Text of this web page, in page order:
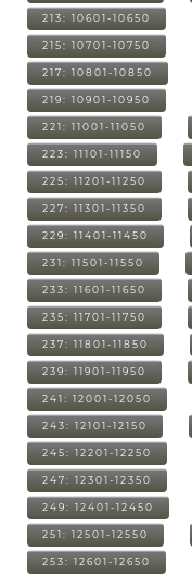
213: 10601-10650
215: 10701-10750
217: 10801-10850
219: 10901-10950
221: 11001-11050
223: 11101-11150
225: 11201-11250
227: 11301-11350
229: 11401-11450
231: 11501-11550
233: 11601-11650
235: 11701-11750
237: 11801-11850
239: 11901-11950
241: 12001-12050
243: 12101-12150
245: 12201-12250
247: 12301-12350
249: 12401-12450
251: 12501-12550
253: 12601-12650